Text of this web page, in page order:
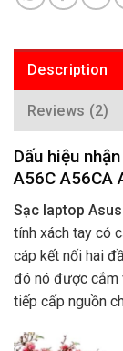
Description
Reviews (2)
Dấu hiệu
A56C A56CA
Sạc laptop
tính xách tay có
cáp kết nối hai
đó nó được cắm
tiếp cấp nguồn